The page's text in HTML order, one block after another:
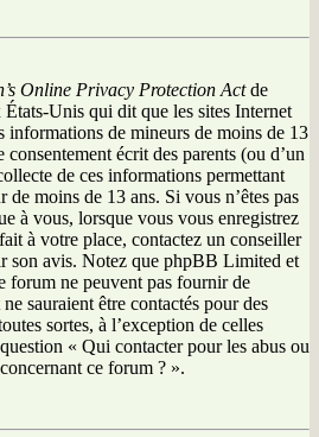
Online Privacy Protection Actde
Unis qui dit que les sites Internet
informations de mineurs de moins de 13
écrit des parents (ou d’un
de ces informations permettant
de moins de 13 ans. Si vous n’êtes pas
à vous, lorsque vous vous enregistrez
à votre place, contactez un conseiller
son avis. Notez que phpBB Limited et
forum ne peuvent pas fournir de
sauraient être contactés pour des
sortes, à l’exception de celles
« Qui contacter pour les abus ou
ce forum ? ».